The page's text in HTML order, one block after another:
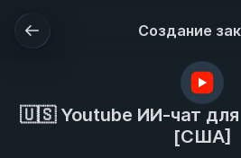
Создание
🇺🇸 Youtube ИИ-чат
[США]